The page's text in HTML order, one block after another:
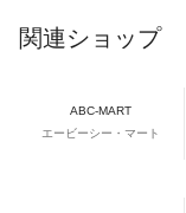
関連ショップ
ABC-MART
エービーシー・マート